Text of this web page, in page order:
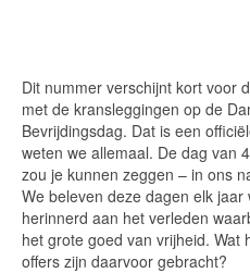
Dit nummer verschijnt kort voor
met de kransleggingen op de
Bevrijdingsdag. Dat is een
weten we allemaal. De dag van
zou je kunnen zeggen – in ons
We beleven deze dagen elk
herinnerd aan het verleden
het grote goed van vrijheid. Wat
offers zijn daarvoor gebracht?